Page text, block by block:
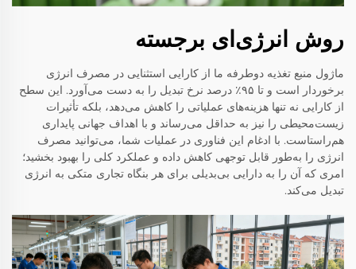
روش انرژی‌ای برجسته
ماژول منبع تغذیه دوطرفه ما از کارایی استثنایی در مصرف انرژی
برخوردار است و تا ۹۵٪ درصد نرخ تبدیل را به دست می‌آورد. این سطح
از کارایی نه تنها هزینه‌های عملیاتی را کاهش می‌دهد، بلکه تأثیرات
زیست‌محیطی را نیز به حداقل می‌رساند و با اهداف جهانی پایداری
هم‌راستاست. با ادغام این فناوری در عملیات شما، می‌توانید مصرف
انرژی را به‌طور قابل توجهی کاهش داده و عملکرد کلی را بهبود بخشید؛
امری که آن را به دارایی بی‌بدیلی برای هر بنگاه تجاری متکی به انرژی
تبدیل می‌کند.